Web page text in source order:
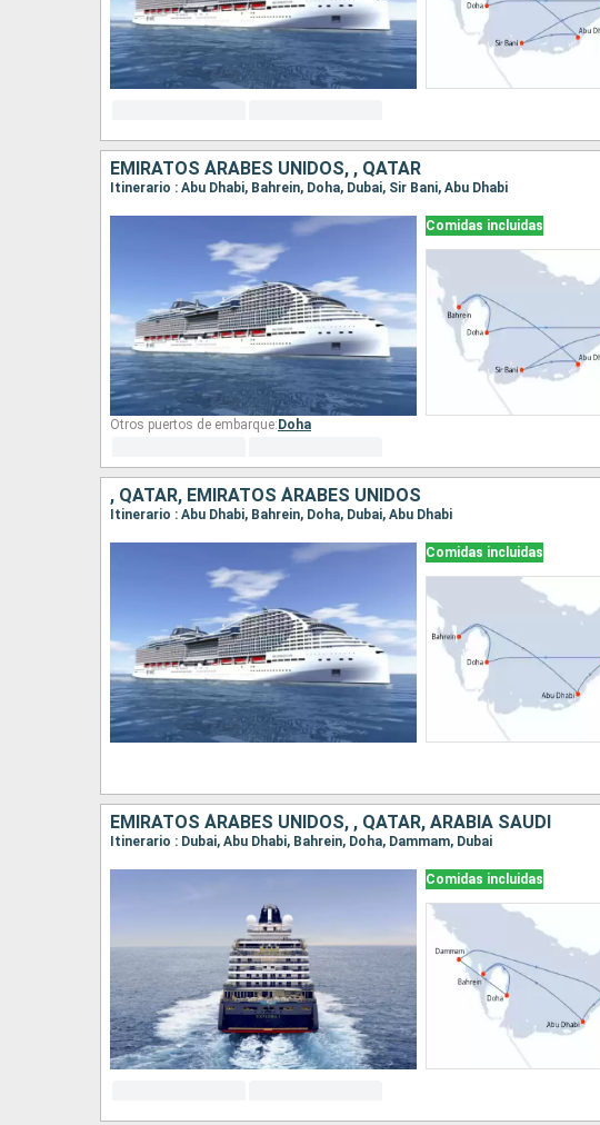
EMIRATOS ÁRABES UNIDOS, , QATAR
Itinerario : Abu Dhabi, Bahrein, Doha, Dubai, Sir Bani, Abu Dhabi
Comidas incluidas
Otros puertos de embarque: Doha
, QATAR, EMIRATOS ÁRABES UNIDOS
Itinerario : Abu Dhabi, Bahrein, Doha, Dubai, Abu Dhabi
Comidas incluidas
EMIRATOS ÁRABES UNIDOS, , QATAR, ARABIA SAUDÍ
Itinerario : Dubai, Abu Dhabi, Bahrein, Doha, Dammam, Dubai
Comidas incluidas